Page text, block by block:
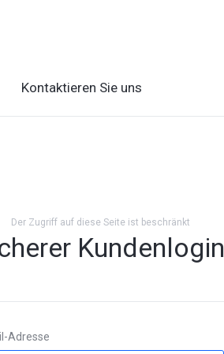
Kontaktieren Sie uns
Der Zugriff auf diese Seite ist beschränkt
Kundenlogin
Adresse